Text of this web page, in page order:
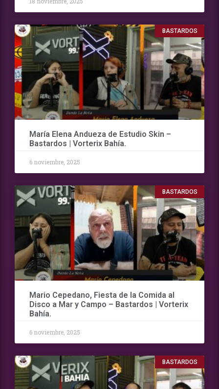
BASTARDOS
María Elena Andueza de Estudio Skin –
Bastardos | Vorterix Bahía.
6 noviembre, 2025
BASTARDOS
Mario Cepedano, Fiesta de la Comida al
Disco a Mar y Campo – Bastardos | Vorterix
Bahía.
6 noviembre, 2025
BASTARDOS